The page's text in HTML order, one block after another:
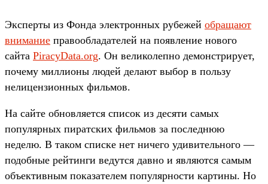
Эксперты из Фонда электронных рубежей обращают
внимание правообладателей на появление нового
сайта PiracyData.org. Он великолепно демонстрирует,
почему миллионы людей делают выбор в пользу
нелицензионных фильмов.
На сайте обновляется список из десяти самых
популярных пиратских фильмов за последнюю
неделю. В таком списке нет ничего удивительного —
подобные рейтинги ведутся давно и являются самым
объективным показателем популярности картины. Но